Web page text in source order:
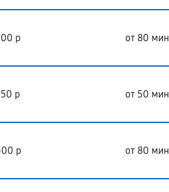
р от 80 мин
р от 50 мин
р от 80 мин